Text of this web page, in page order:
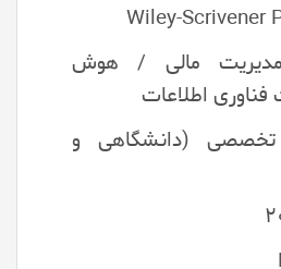
مالی / هوش
اطلاعات
تخصصی (دانشگاهی و